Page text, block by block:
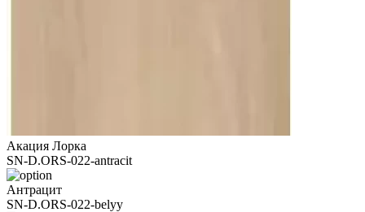
Акация Лорка
SN-D.ORS-022-antracit
Антрацит
SN-D.ORS-022-belyy